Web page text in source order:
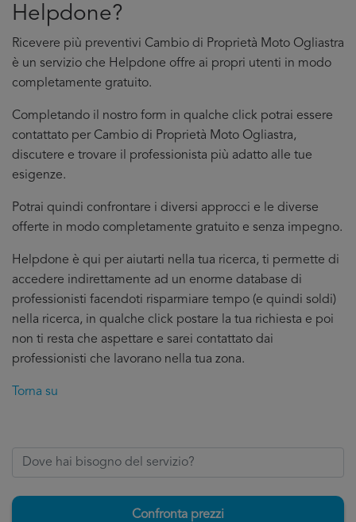
Helpdone?
Ricevere più preventivi Cambio di Proprietà Moto Ogliastra
è un servizio che Helpdone offre ai propri utenti in modo
completamente gratuito.
Completando il nostro form in qualche click potrai essere
contattato per Cambio di Proprietà Moto Ogliastra,
discutere e trovare il professionista più adatto alle tue
esigenze.
Potrai quindi confrontare i diversi approcci e le diverse
offerte in modo completamente gratuito e senza impegno.
Helpdone è qui per aiutarti nella tua ricerca, ti permette di
accedere indirettamente ad un enorme database di
professionisti facendoti risparmiare tempo (e quindi soldi)
nella ricerca, in qualche click postare la tua richiesta e poi
non ti resta che aspettare e sarei contattato dai
professionisti che lavorano nella tua zona.
Torna su
Confronta prezzi